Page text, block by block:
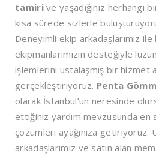
tamirive yaşadığınız herhangi
kısa sürede sizlerle
Deneyimli ekip arkadaşlarımız
ekipmanlarımızın desteğiyle
işlemlerini ustalaşmış bir hizmet
gerçekleştiriyoruz. Penta
olarak İstanbul’un neresinde
ettiğiniz yardım mevzusunda
çözümleri ayağınıza getiriyoruz.
arkadaşlarımız ve satın alan